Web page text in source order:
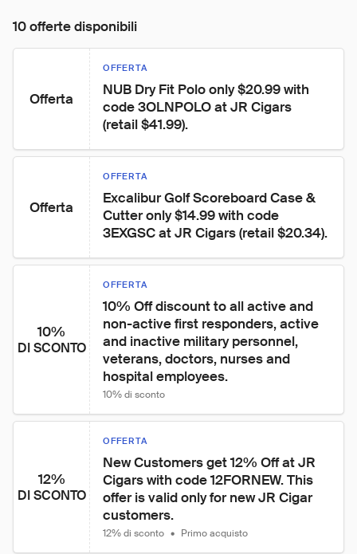
10 offerte disponibili
Offerta
OFFERTA
NUB Dry Fit Polo only $20.99 with
code 3OLNPOLO at JR Cigars
(retail $41.99).
Offerta
OFFERTA
Excalibur Golf Scoreboard Case &
Cutter only $14.99 with code
3EXGSC at JR Cigars (retail $20.34).
10%
DI SCONTO
OFFERTA
10% Off discount to all active and
non-active first responders, active
and inactive military personnel,
veterans, doctors, nurses and
hospital employees.
10% di sconto
12%
DI SCONTO
OFFERTA
New Customers get 12% Off at JR
Cigars with code 12FORNEW. This
offer is valid only for new JR Cigar
customers.
12% di sconto • Primo acquisto